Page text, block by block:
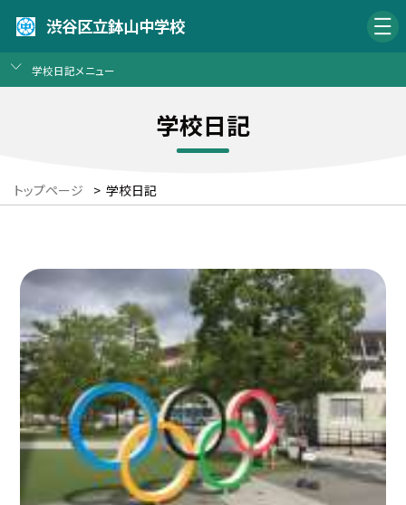
渋谷区立鉢山中学校
学校日記メニュー
学校日記
トップページ > 学校日記